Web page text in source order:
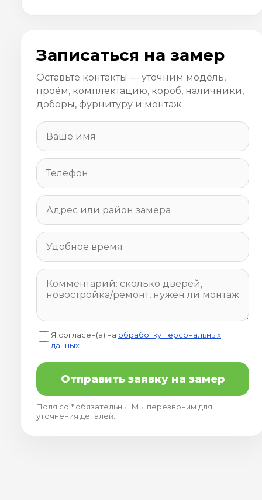
Записаться на замер
Оставьте контакты — уточним модель,
проём, комплектацию, короб, наличники,
доборы, фурнитуру и монтаж.
Я согласен(а) на обработку персональных
данных
Отправить заявку на замер
Поля со * обязательны. Мы перезвоним для
уточнения деталей.